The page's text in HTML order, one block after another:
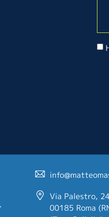
Via Palestro, 24
00185 Roma